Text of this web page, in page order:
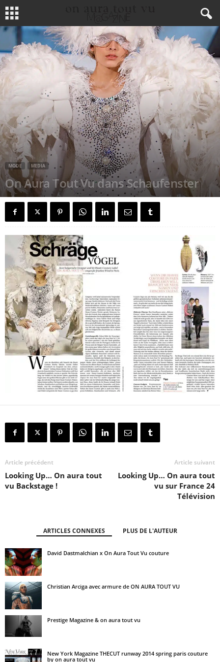
MODE MEDIA
On Aura Tout Vu dans Schaufenster
Article précédent
Looking Up… On aura tout
vu Backstage !
Article suivant
Looking Up… On aura tout
vu sur France 24
Télévision
ARTICLES CONNEXES PLUS DE L'AUTEUR
David Dastmalchian x On Aura Tout Vu couture
Christian Arciga avec armure de ON AURA TOUT VU
Prestige Magazine & on aura tout vu
New York Magazine THECUT runway 2014 spring paris couture
by on aura tout vu